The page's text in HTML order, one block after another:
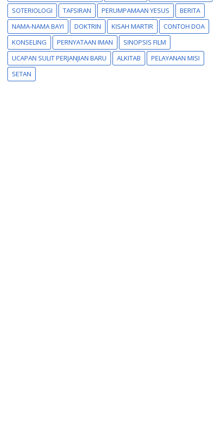
SOTERIOLOGI
TAFSIRAN PERUMPAMAAN YESUS
BERITA
NAMA-NAMA BAYI
DOKTRIN KISAH MARTIR
CONTOH DOA
KONSELING
PERNYATAAN IMAN
SINOPSIS FILM
UCAPAN SULIT PERJANJIAN BARU
ALKITAB
PELAYANAN MISI
SETAN